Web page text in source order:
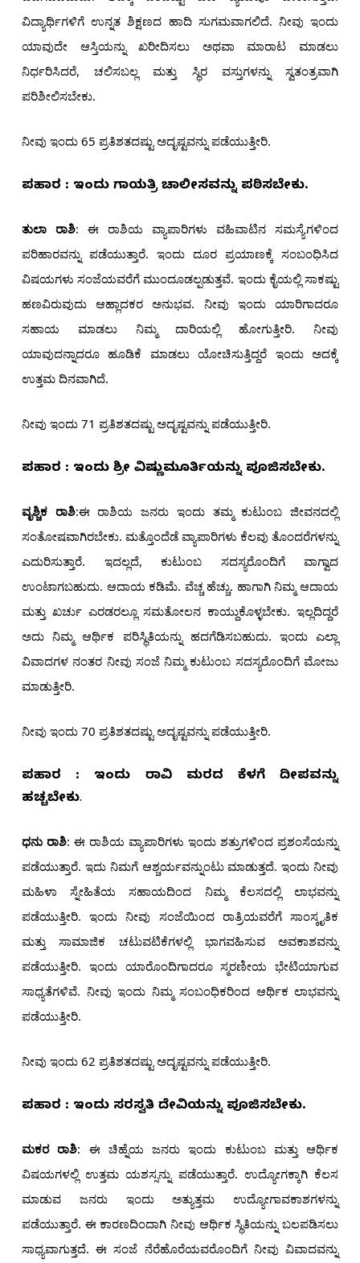
ವಿದ್ಯಾರ್ಥಿಗಳಿಗೆ ಉನ್ನತ ಶಿಕ್ಷಣದ ಹಾದಿ ಸುಗಮವಾಗಲಿದೆ. ನೀವು ಇಂದು
ಯಾವುದೇ ಆಸ್ತಿಯನ್ನು ಖರೀದಿಸಲು ಅಥವಾ ಮಾರಾಟ ಮಾಡಲು
ನಿರ್ಧರಿಸಿದರೆ, ಚಲಿಸಬಲ್ಲ ಮತ್ತು ಸ್ಥಿರ ವಸ್ತುಗಳನ್ನು ಸ್ವತಂತ್ರವಾಗಿ
ಪರಿಶೀಲಿಸಬೇಕು.
ನೀವು ಇಂದು 65 ಪ್ರತಿಶತದಷ್ಟು ಅದೃಷ್ಟವನ್ನು ಪಡೆಯುತ್ತೀರಿ.
ಪರಿಹಾರ : ಇಂದು ಗಾಯತ್ರಿ ಚಾಲೀಸವನ್ನು ಪಠಿಸಬೇಕು.
ತುಲಾ ರಾಶಿ: ಈ ರಾಶಿಯ ವ್ಯಾಪಾರಿಗಳು ವಹಿವಾಟಿನ ಸಮಸ್ಯೆಗಳಿಂದ
ಪರಿಹಾರವನ್ನು ಪಡೆಯುತ್ತಾರೆ. ಇಂದು ದೂರ ಪ್ರಯಾಣಕ್ಕೆ ಸಂಬಂಧಿಸಿದ
ವಿಷಯಗಳು ಸಂಜೆಯವರೆಗೆ ಮುಂದೂಡಲ್ಪಡುತ್ತವೆ. ಇಂದು ಕೈಯಲ್ಲಿ ಸಾಕಷ್ಟು
ಹಣವಿರುವುದು ಆಹ್ಲಾದಕರ ಅನುಭವ. ನೀವು ಇಂದು ಯಾರಿಗಾದರೂ
ಸಹಾಯ ಮಾಡಲು ನಿಮ್ಮ ದಾರಿಯಲ್ಲಿ ಹೋಗುತ್ತೀರಿ. ನೀವು
ಯಾವುದನ್ನಾದರೂ ಹೂಡಿಕೆ ಮಾಡಲು ಯೋಚಿಸುತ್ತಿದ್ದರೆ ಇಂದು ಅದಕ್ಕೆ
ಉತ್ತಮ ದಿನವಾಗಿದೆ.
ನೀವು ಇಂದು 71 ಪ್ರತಿಶತದಷ್ಟು ಅದೃಷ್ಟವನ್ನು ಪಡೆಯುತ್ತೀರಿ.
ಪರಿಹಾರ : ಇಂದು ಶ್ರೀ ವಿಷ್ಣುಮೂರ್ತಿಯನ್ನು ಪೂಜಿಸಬೇಕು.
ವೃಶ್ಚಿಕ ರಾಶಿ:ಈ ರಾಶಿಯ ಜನರು ಇಂದು ತಮ್ಮ ಕುಟುಂಬ ಜೀವನದಲ್ಲಿ
ಸಂತೋಷವಾಗಿರಬೇಕು. ಮತ್ತೊಂದೆಡೆ ವ್ಯಾಪಾರಿಗಳು ಕೆಲವು ತೊಂದರೆಗಳನ್ನು
ಎದುರಿಸುತ್ತಾರೆ. ಇದಲ್ಲದೆ, ಕುಟುಂಬ ಸದಸ್ಯರೊಂದಿಗೆ ವಾಗ್ವಾದ
ಉಂಟಾಗಬಹುದು. ಆದಾಯ ಕಡಿಮೆ. ವೆಚ್ಚ ಹೆಚ್ಚು. ಹಾಗಾಗಿ ನಿಮ್ಮ ಆದಾಯ
ಮತ್ತು ಖರ್ಚು ಎರಡರಲ್ಲೂ ಸಮತೋಲನ ಕಾಯ್ದುಕೊಳ್ಳಬೇಕು. ಇಲ್ಲದಿದ್ದರೆ
ಅದು ನಿಮ್ಮ ಆರ್ಥಿಕ ಪರಿಸ್ಥಿತಿಯನ್ನು ಹದಗೆಡಿಸಬಹುದು. ಇಂದು ಎಲ್ಲಾ
ವಿವಾದಗಳ ನಂತರ ನೀವು ಸಂಜೆ ನಿಮ್ಮ ಕುಟುಂಬ ಸದಸ್ಯರೊಂದಿಗೆ ಮೋಜು
ಮಾಡುತ್ತೀರಿ.
ನೀವು ಇಂದು 70 ಪ್ರತಿಶತದಷ್ಟು ಅದೃಷ್ಟವನ್ನು ಪಡೆಯುತ್ತೀರಿ.
ಪರಿಹಾರ : ಇಂದು ರಾವಿ ಮರದ ಕೆಳಗೆ ದೀಪವನ್ನು
ಹಚ್ಚಬೇಕು.
ಧನು ರಾಶಿ: ಈ ರಾಶಿಯ ವ್ಯಾಪಾರಿಗಳು ಇಂದು ಶತ್ರುಗಳಿಂದ ಪ್ರಶಂಸೆಯನ್ನು
ಪಡೆಯುತ್ತಾರೆ. ಇದು ನಿಮಗೆ ಆಶ್ಚರ್ಯವನ್ನುಂಟು ಮಾಡುತ್ತದೆ. ಇಂದು ನೀವು
ಮಹಿಳಾ ಸ್ನೇಹಿತೆಯ ಸಹಾಯದಿಂದ ನಿಮ್ಮ ಕೆಲಸದಲ್ಲಿ ಲಾಭವನ್ನು
ಪಡೆಯುತ್ತೀರಿ. ಇಂದು ನೀವು ಸಂಜೆಯಿಂದ ರಾತ್ರಿಯವರೆಗೆ ಸಾಂಸ್ಕೃತಿಕ
ಮತ್ತು ಸಾಮಾಜಿಕ ಚಟುವಟಿಕೆಗಳಲ್ಲಿ ಭಾಗವಹಿಸುವ ಅವಕಾಶವನ್ನು
ಪಡೆಯುತ್ತೀರಿ. ಇಂದು ಯಾರೊಂದಿಗಾದರೂ ಸ್ಮರಣೀಯ ಭೇಟಿಯಾಗುವ
ಸಾಧ್ಯತೆಗಳಿವೆ. ನೀವು ಇಂದು ನಿಮ್ಮ ಸಂಬಂಧಿಕರಿಂದ ಆರ್ಥಿಕ ಲಾಭವನ್ನು
ಪಡೆಯುತ್ತೀರಿ.
ನೀವು ಇಂದು 62 ಪ್ರತಿಶತದಷ್ಟು ಅದೃಷ್ಟವನ್ನು ಪಡೆಯುತ್ತೀರಿ.
ಪರಿಹಾರ : ಇಂದು ಸರಸ್ವತಿ ದೇವಿಯನ್ನು ಪೂಜಿಸಬೇಕು.
ಮಕರ ರಾಶಿ: ಈ ಚಿಹ್ನೆಯ ಜನರು ಇಂದು ಕುಟುಂಬ ಮತ್ತು ಆರ್ಥಿಕ
ವಿಷಯಗಳಲ್ಲಿ ಉತ್ತಮ ಯಶಸ್ಸನ್ನು ಪಡೆಯುತ್ತಾರೆ. ಉದ್ಯೋಗಕ್ಕಾಗಿ ಕೆಲಸ
ಮಾಡುವ ಜನರು ಇಂದು ಅತ್ಯುತ್ತಮ ಉದ್ಯೋಗಾವಕಾಶಗಳನ್ನು
ಪಡೆಯುತ್ತಾರೆ. ಈ ಕಾರಣದಿಂದಾಗಿ ನೀವು ಆರ್ಥಿಕ ಸ್ಥಿತಿಯನ್ನು ಬಲಪಡಿಸಲು
ಸಾಧ್ಯವಾಗುತ್ತದೆ. ಈ ಸಂಜೆ ನೆರೆಹೊರೆಯವರೊಂದಿಗೆ ನೀವು ವಿವಾದವನ್ನು